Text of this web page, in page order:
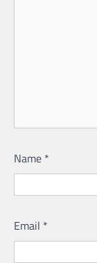
Name *
Email *